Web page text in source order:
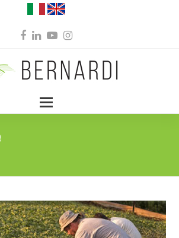
Facebook
LinkedIn
YouTubeInstagram